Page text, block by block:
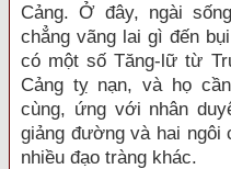
Cảng. Ở đây, ngài
chẳng vãng lai gì đến
có một số Tăng-lữ từ
Cảng tỵ nạn, và họ
cùng, ứng với nhân
giảng đường và hai ngôi
nhiều đạo tràng khác.